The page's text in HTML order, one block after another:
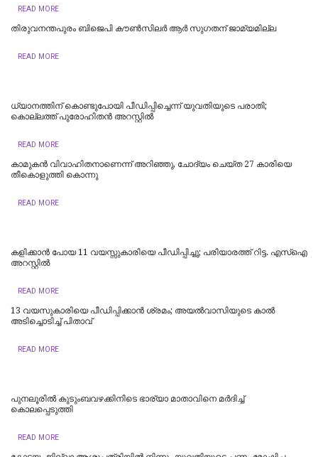
READ MORE
തിരുവനന്തപുരം ബിജെപി കൗൺസിലർ ആർ സുഗതന് ജാമ്യമില്ല
READ MORE
ധ്യാനത്തിന് കൊണ്ടുപോയി പീഡിപ്പിച്ചെന്ന് യുവതിയുടെ പരാതി;
കൊല്ലത്ത് പുരോഹിതന്‍ അറസ്റ്റില്‍
READ MORE
കാമുകൻ വിവാഹിതനാണെന്ന് അറിഞ്ഞു, ചോദ്യം ചെയ്ത 27 കാരിയെ
തീകൊളുത്തി കൊന്നു
READ MORE
കളിക്കാൻ പോയ 11 വയസ്സുകാരിയെ പീഡിപ്പിച്ചു; പരിയാരത്ത് റിട്ട. എസ്ഐ
അറസ്റ്റിൽ
READ MORE
13 വയസുകാരിയെ പീഡിപ്പിക്കാൻ ശ്രമം; അയല്‍വാസിയുടെ കാല്‍
അടിച്ചൊടിച്ച് പിതാവ്
READ MORE
പുനലൂരിൽ കുടുംബവഴക്കിനിടെ ഭാര്യാ മാതാവിനെ മർദിച്ച്
കൊലപ്പെടുത്തി
READ MORE